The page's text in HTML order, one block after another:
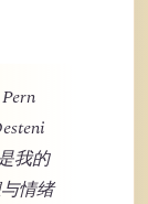
我的
情绪